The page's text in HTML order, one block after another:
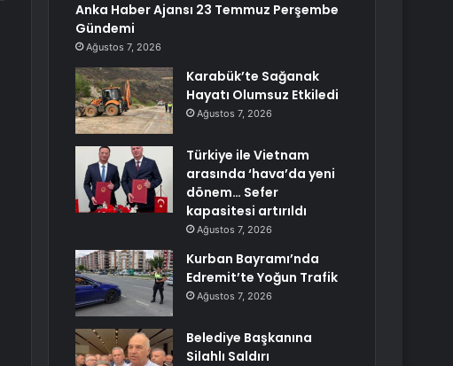
Anka Haber Ajansı 23 Temmuz Perşembe
Gündemi
Ağustos 7, 2026
Karabük’te Sağanak
Hayatı Olumsuz Etkiledi
Ağustos 7, 2026
Türkiye ile Vietnam
arasında ‘hava’da yeni
dönem… Sefer
kapasitesi artırıldı
Ağustos 7, 2026
Kurban Bayramı’nda
Edremit’te Yoğun Trafik
Ağustos 7, 2026
Belediye Başkanına
Silahlı Saldırı